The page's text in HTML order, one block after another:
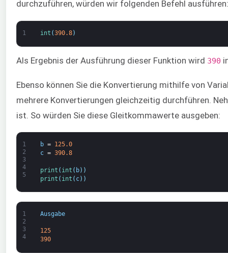
durchzuführen, würden wir folgenden Befehl ausführen:
1 int (390.8)
Als Ergebnis der Ausführung dieser Funktion wird 390
Ebenso können Sie die Konvertierung mithilfe von
mehrere Konvertierungen gleichzeitig durchführen.
ist. So würden Sie diese Gleitkommawerte ausgeben:
1
2
3
4
5
b =
125.0
c = 390.8
print ( int ( b) )
print ( int ( c) )
1
2
3
4
Ausgabe
125
390